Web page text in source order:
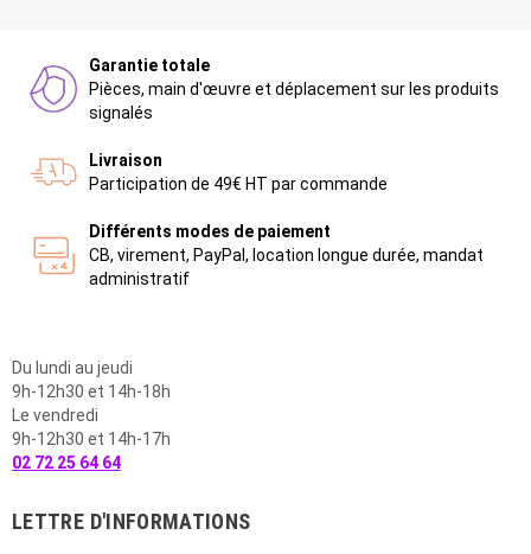
Garantie totale
Pièces, main d'œuvre et déplacement sur les produits
signalés
Livraison
Participation de 49€ HT par commande
Différents modes de paiement
CB, virement, PayPal, location longue durée, mandat
administratif
Du lundi au jeudi
9h-12h30 et 14h-18h
Le vendredi
9h-12h30 et 14h-17h
02 72 25 64 64
LETTRE D'INFORMATIONS